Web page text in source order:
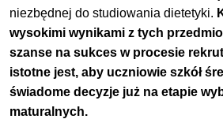
niezbędnej do studiowania dietetyki.
wysokimi wynikami z tych
szanse na sukces w procesie
istotne jest, aby uczniowie szkół
świadome decyzje już na etapie
maturalnych.